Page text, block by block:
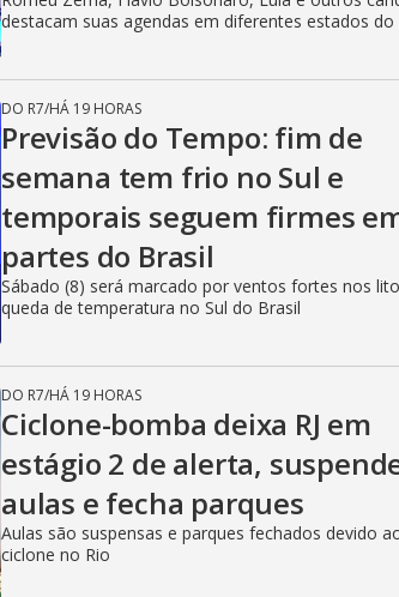
destacam suas agendas em diferentes estados do
DO R7/HÁ 19 HORAS
Previsão do Tempo: fim de
semana tem frio no Sul e
temporais seguem firmes
partes do Brasil
Sábado (8) será marcado por ventos fortes nos
queda de temperatura no Sul do Brasil
DO R7/HÁ 19 HORAS
Ciclone-bomba deixa RJ em
estágio 2 de alerta,
aulas e fecha parques
Aulas são suspensas e parques fechados devido
ciclone no Rio